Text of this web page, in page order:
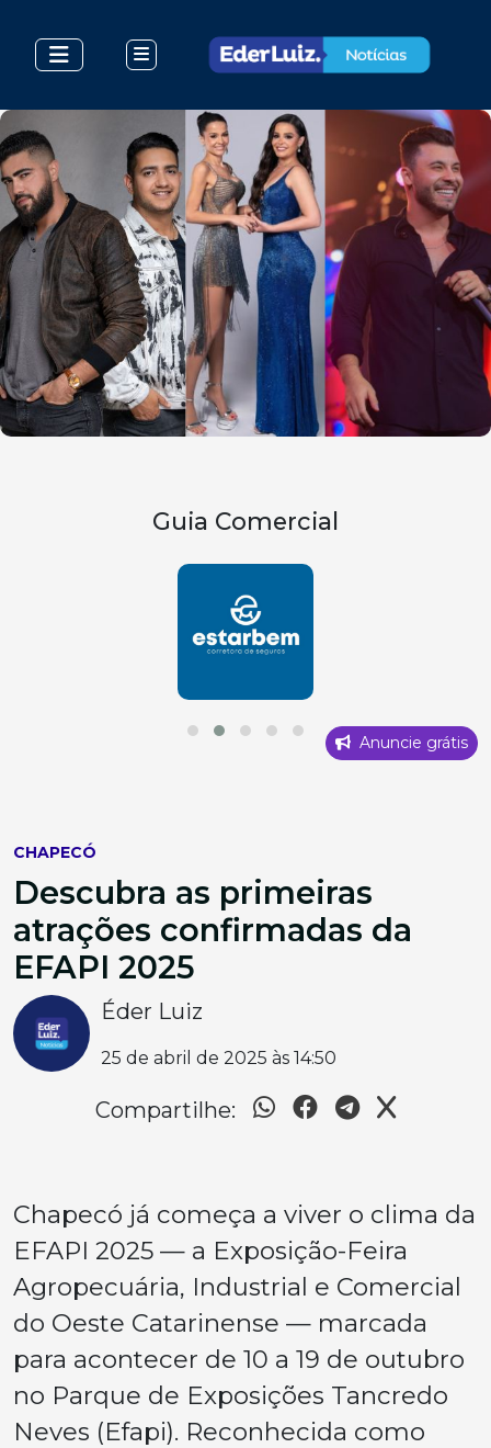
Guia Comercial
Anuncie grátis
CHAPECÓ
Descubra as primeiras
atrações confirmadas da
EFAPI 2025
Éder Luiz
25 de abril de 2025 às 14:50
Compartilhe:
Chapecó já começa a viver o clima da
EFAPI 2025 — a Exposição-Feira
Agropecuária, Industrial e Comercial
do Oeste Catarinense — marcada
para acontecer de 10 a 19 de outubro
no Parque de Exposições Tancredo
Neves (Efapi). Reconhecida como